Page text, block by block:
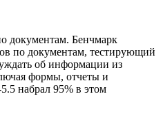
документам. Бенчмарк
по документам, тестирующий
об информации из
формы, отчеты и
набрал 95% в этом